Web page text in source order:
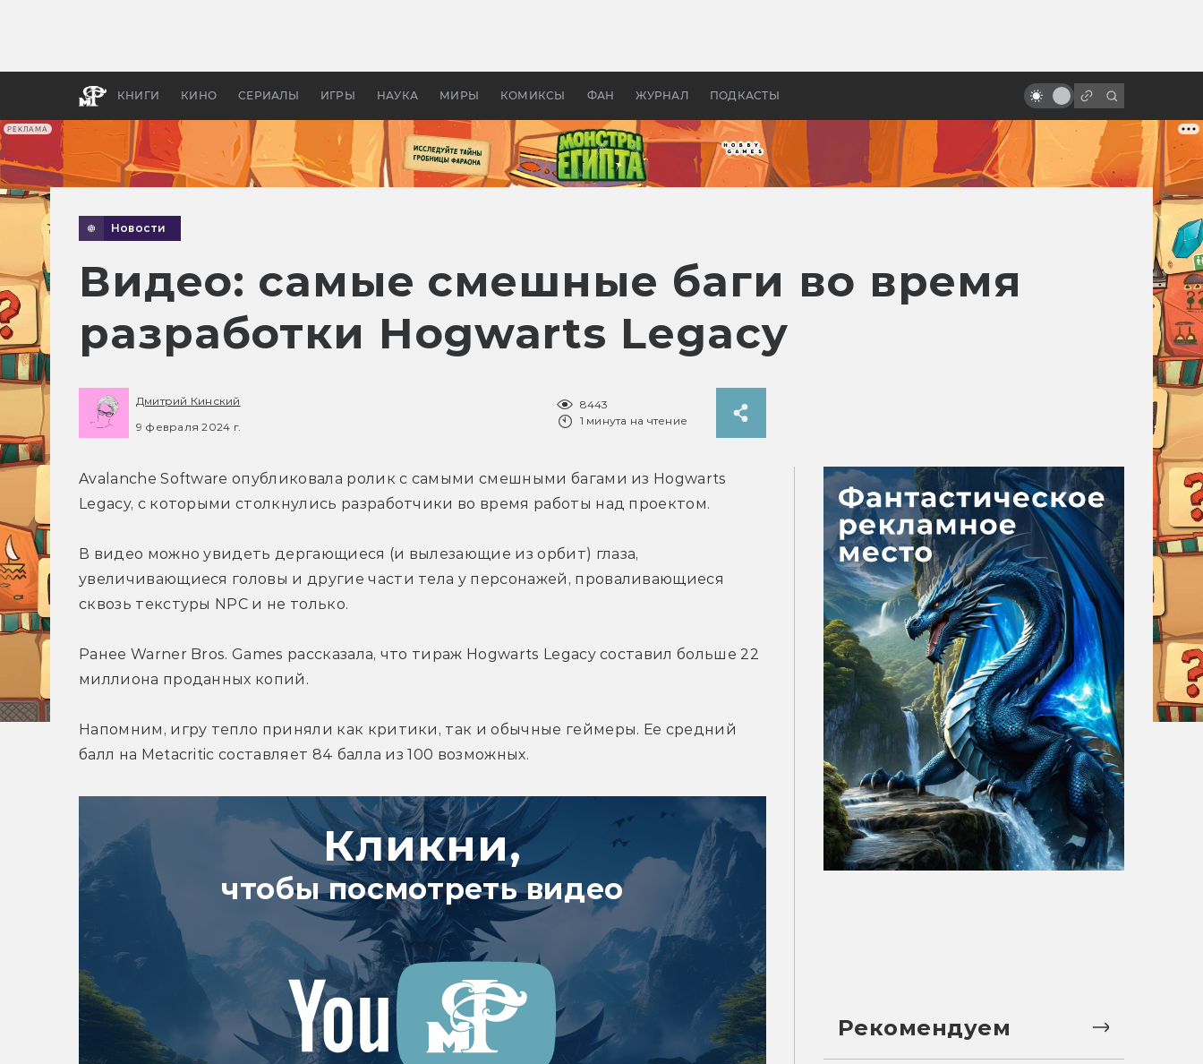
РЕКЛАМА
КНИГИ КИНО СЕРИАЛЫ ИГРЫ НАУКА МИРЫ КОМИКСЫ ФАН ЖУРНАЛ ПОДКАСТЫ
апокалипсис, в России —
бы «Властелина колец»
не стал чёрным
Новости
Видео: самые смешные баги во время
разработки Hogwarts Legacy
Дмитрий Кинский
9 февраля 2024 г.
8443
1 минута на чтение
Avalanche Software опубликовала ролик с самыми смешными багами из Hogwarts
Legacy, с которыми столкнулись разработчики во время работы над проектом.
В видео можно увидеть дергающиеся (и вылезающие из орбит) глаза,
увеличивающиеся головы и другие части тела у персонажей, проваливающиеся
сквозь текстуры NPC и не только.
Ранее Warner Bros. Games рассказала, что тираж Hogwarts Legacy составил больше 22
миллиона проданных копий.
Напомним, игру тепло приняли как критики, так и обычные геймеры. Ее средний
балл на Metacritic составляет 84 балла из 100 возможных.
Кликни,
чтобы посмотреть видео
Рекомендуем